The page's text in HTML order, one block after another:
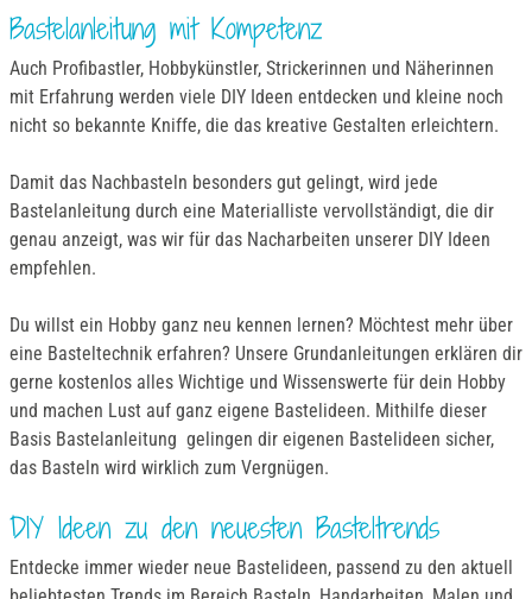
Bastelanleitung mit Kompetenz
Auch Profibastler, Hobbykünstler, Strickerinnen und Näherinnen
mit Erfahrung werden viele DIY Ideen entdecken und kleine noch
nicht so bekannte Kniffe, die das kreative Gestalten erleichtern.
Damit das Nachbasteln besonders gut gelingt, wird jede
Bastelanleitung durch eine Materialliste vervollständigt, die dir
genau anzeigt, was wir für das Nacharbeiten unserer DIY Ideen
empfehlen.
Du willst ein Hobby ganz neu kennen lernen? Möchtest mehr über
eine Basteltechnik erfahren? Unsere Grundanleitungen erklären dir
gerne kostenlos alles Wichtige und Wissenswerte für dein Hobby
und machen Lust auf ganz eigene Bastelideen. Mithilfe dieser
Basis Bastelanleitung gelingen dir eigenen Bastelideen sicher,
das Basteln wird wirklich zum Vergnügen.
DIY Ideen zu den neuesten Basteltrends
Entdecke immer wieder neue Bastelideen, passend zu den aktuell